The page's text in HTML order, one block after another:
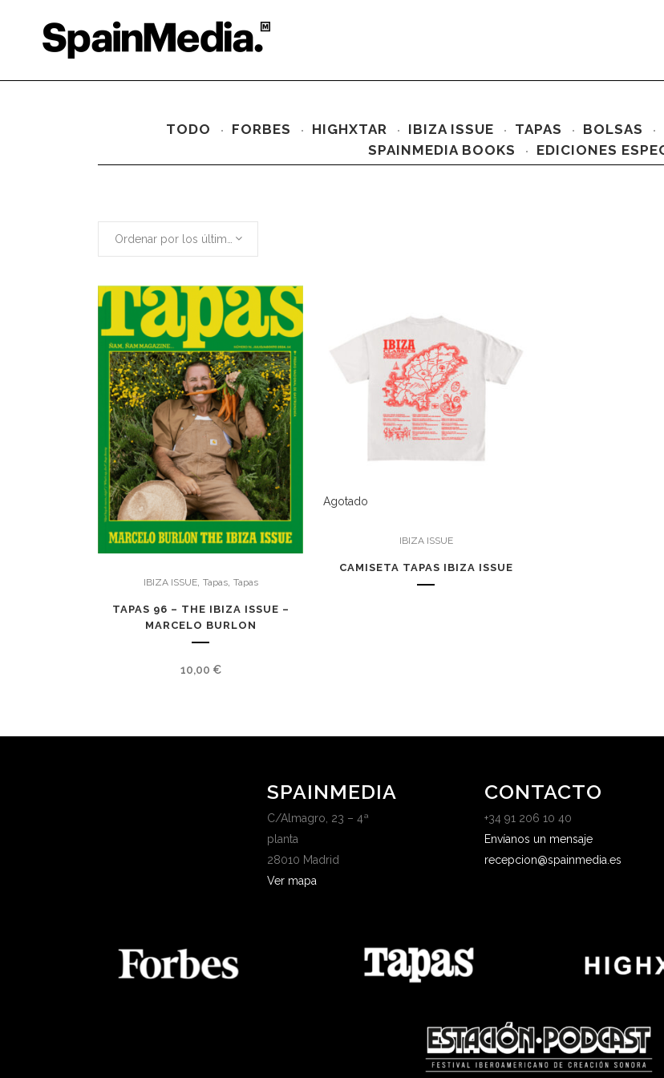
TODO FORBES HIGHXTAR IBIZA ISSUE TAPAS BOLSAS
SPAINMEDIA BOOKS
EDICIONES
IBIZA ISSUE, Tapas, Tapas
TAPAS 96 – THE IBIZA ISSUE –
MARCELO BURLON
10,00 €
Agotado
IBIZA ISSUE
CAMISETA TAPAS IBIZA ISSUE
SPAINMEDIA
C/Almagro, 23 – 4ª
planta
28010 Madrid
Ver mapa
CONTACTO
+34 91 206 10 40
Envíanos un mensaje
recepcion@spainmedia.es